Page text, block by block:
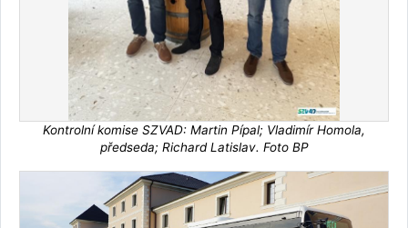
Kontrolní komise SZVAD: Martin Pípal; Vladimír Homola,
předseda; Richard Latislav. Foto BP